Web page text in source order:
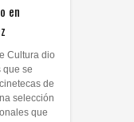
en
Cultura dio
que se
de
selección
que